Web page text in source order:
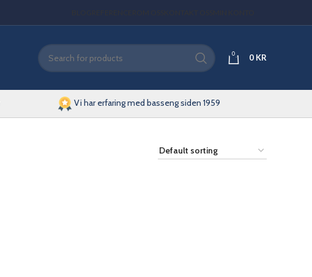
0 0 KR
Vi har erfaring med basseng siden 1959